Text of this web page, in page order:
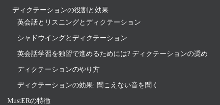
ディクテーションの役割と効果
英会話とリスニングとディクテーション
シャドウイングとディクテーション
英会話学習を独習で進めるためには? ディクテーションの奨め
ディクテーションのやり方
ディクテーションの効果: 聞こえない音を聞く
MustERの特徴